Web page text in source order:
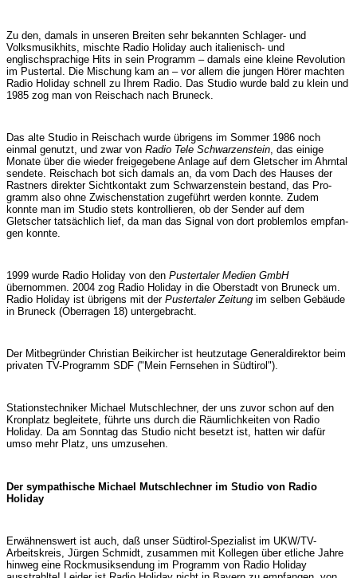
Zu den, damals in unseren Breiten sehr bekannten Schlager- und
Volksmusikhits, mischte Radio Holi­day auch italienisch- und
englischsprachige Hits in sein Programm – damals eine kleine Revolution
im Pustertal. Die Mischung kam an – vor allem die jun­gen Hörer machten
Radio Holiday schnell zu Ihrem Radio. Das Studio wurde bald zu klein und
1985 zog man von Reischach nach Bruneck.
Das alte Studio in Reischach wurde übrigens im Sommer 1986 noch
einmal genutzt, und zwar von Radio Tele Schwarzenstein , das einige
Monate über die wieder freigegebene Anlage auf dem Gletscher im Ahrntal
sendete. Reischach bot sich damals an, da vom Dach des Hauses der
Rastners direkter Sichtkontakt zum Schwarzenstein bestand, das Pro­
gramm also ohne Zwischenstation zugeführt werden konnte. Zudem
konnte man im Studio stets kontrol­lieren, ob der Sender auf dem
Gletscher tatsächlich lief, da man das Signal von dort problemlos emp­fan­
gen konnte.
1999 wurde Radio Holiday von den Pustertaler Me­dien GmbH
übernommen. 2004 zog Radio Holiday in die Oberstadt von Bruneck um.
Radio Holiday ist übri­gens mit der Pustertaler Zeitung im selben Ge­bäu­de
in Bruneck (Oberragen 18) unterge­bracht.
Der Mitbegründer Christian Beikircher ist heutzu­tage Generaldirektor beim
privaten TV-Programm SDF ("Mein Fernsehen in Südtirol").
Stationstechniker Michael Mutschlechner, der uns zuvor schon auf den
Kronplatz begleitete, führte uns durch die Räumlichkeiten von Radio
Holiday. Da am Sonntag das Studio nicht besetzt ist, hatten wir dafür
umso mehr Platz, uns umzusehen.
Der sympathische Michael Mutschlechner im Studio von Radio
Holiday
Erwähnenswert ist auch, daß unser Südtirol-Spe­zia­list im UKW/TV-
Arbeitskreis, Jürgen Schmidt, zu­sammen mit Kollegen über etliche Jahre
hinweg ei­ne Rockmusiksendung im Programm von Radio Ho­liday